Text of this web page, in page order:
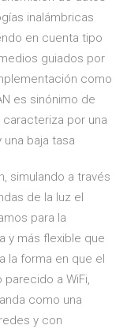
inalámbricas
en cuenta tipo
guiados por
como
es sinónimo de
por una
baja tasa
simulando a través
de la luz el
para la
y más flexible que
la forma en que el
a WiFi,
como una
y con